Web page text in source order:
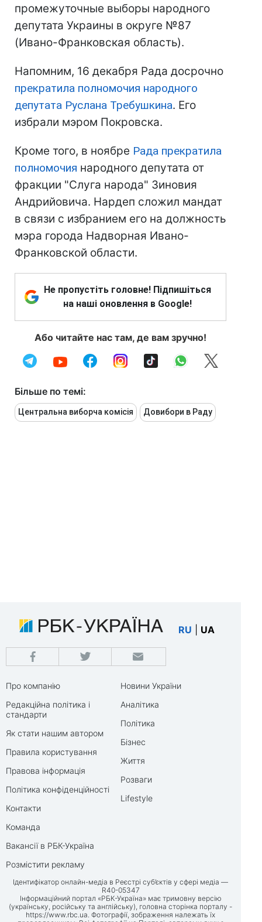
промежуточные выборы народного
депутата Украины в округе №87
(Ивано-Франковская область).
Напомним, 16 декабря Рада досрочно
прекратила полномочия народного
депутата Руслана Требушкина. Его
избрали мэром Покровска.
Кроме того, в ноябре Рада прекратила
полномочия народного депутата от
фракции "Слуга народа" Зиновия
Андрийовича. Нардеп сложил мандат
в связи с избранием его на должность
мэра города Надворная Ивано-
Франковской области.
Не пропустіть головне! Підпишіться
на наші оновлення в Google!
Або читайте нас там, де вам зручно!
Більше по темі:
Центральна виборча комісія Довибори в Раду
RU UA
Про компанію
Редакційна політика і
стандарти
Як стати нашим автором
Правила користування
Правова інформація
Політика конфіденційності
Контакти
Команда
Вакансії в РБК-Україна
Розмістити рекламу
Новини України
Аналітика
Політика
Бізнес
Життя
Розваги
Lifestyle
Ідентифікатор онлайн-медіа в Реєстрі суб’єктів у сфері медіа —
R40-05347
Інформаційний портал «РБК-Україна» має тримовну версію
(українську, російську та англійську), головна сторінка порталу -
https://www.rbc.ua. Фотографії, зображення належать їх